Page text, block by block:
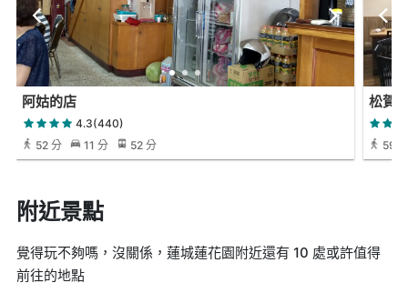
阿姑的店
4.3(440)
52 分
11 分 52 分
松賀
59
附近景點
覺得玩不夠嗎，沒關係，蓮城蓮花園附近還有 10 處或許值得
前往的地點